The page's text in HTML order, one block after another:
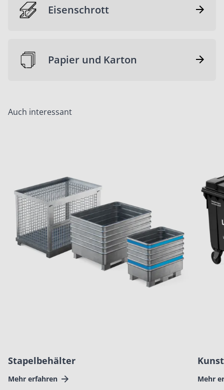
Eisenschrott
Papier und Karton
Auch interessant
Stapelbehälter
Mehr erfahren Mehr